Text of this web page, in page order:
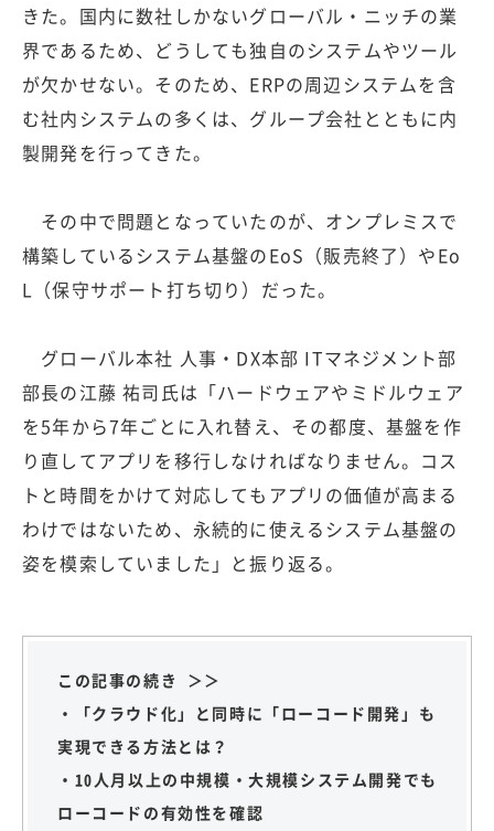
きた。国内に数社しかないグローバル・ニッチの業
界であるため、どうしても独自のシステムやツール
が欠かせない。そのため、ERPの周辺システムを含
む社内システムの多くは、グループ会社とともに内
製開発を行ってきた。
その中で問題となっていたのが、オンプレミスで
構築しているシステム基盤のEoS（販売終了）やEo
L（保守サポート打ち切り）だった。
グローバル本社 人事・DX本部 ITマネジメント部
部長の江藤 祐司氏は「ハードウェアやミドルウェア
を5年から7年ごとに入れ替え、その都度、基盤を作
り直してアプリを移行しなければなりません。コス
トと時間をかけて対応してもアプリの価値が高まる
わけではないため、永続的に使えるシステム基盤の
姿を模索していました」と振り返る。
この記事の続き ＞＞
・「クラウド化」と同時に「ローコード開発」も
実現できる方法とは？
・10人月以上の中規模・大規模システム開発でも
ローコードの有効性を確認